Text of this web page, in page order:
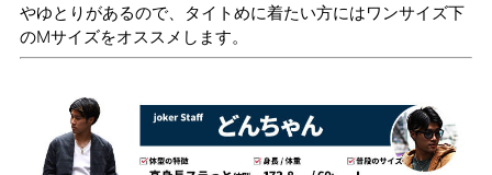
やゆとりがあるので、タイトめに着たい方にはワンサイズ下
のMサイズをオススメします。